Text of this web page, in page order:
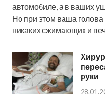
автомобиле, а в ваших
Но при этом ваша
никаких сжимающих и
руки